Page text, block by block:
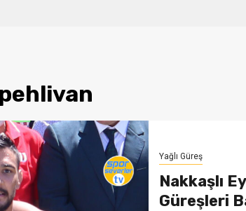
Yağlı Güreş
Nakkaşlı
Güreşleri